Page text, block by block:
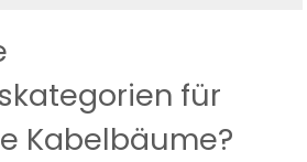
für
Kabelbäume?